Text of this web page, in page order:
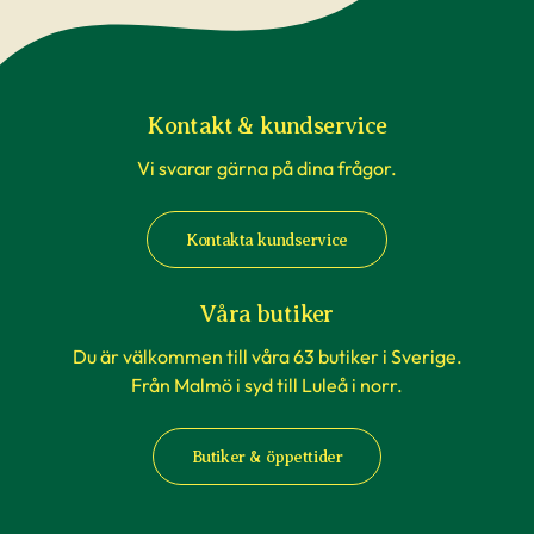
transport är inte underlag för reklamation. Om
du beställer till en av våra butiker, sköts detta av
rådande väderförhållanden.
När du köper häckväxter - före
plantering
Att förbereda grävningen är att rekommendera,
men tänk på att inte boka markanläggare,
hyrsläp eller andra tjänster kopplat till själva
planteringen innan du vet säkert att
häckplantorna är på plats hemma. Våra
leveranstider kan komma att ändras när du
exempelvis förbokat häckplantor långt i förväg.
Kontakt & kundservice
Vi svarar gärna på dina frågor.
Kontakta kundservice
Våra butiker
Du är välkommen till våra 63 butiker i Sverige.
Från Malmö i syd till Luleå i norr.
Butiker & öppettider